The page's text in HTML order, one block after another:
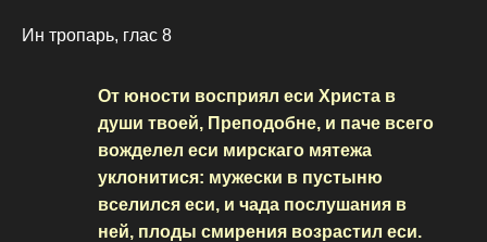
Ин тропарь, глас 8
От юности восприял еси Христа в
души твоей, Преподобне, и паче всего
вожделел еси мирскаго мятежа
уклонитися: мужески в пустыню
вселился еси, и чада послушания в
ней, плоды смирения возрастил еси.